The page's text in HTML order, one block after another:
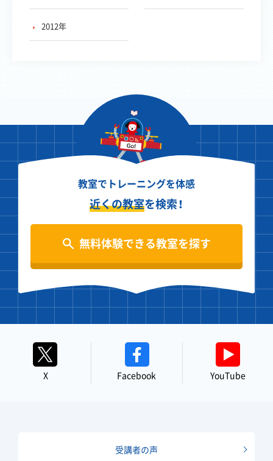
2012年
教室でトレーニングを体感
近くの教室を検索！
無料体験できる教室を探す
X Facebook YouTube
受講者の声